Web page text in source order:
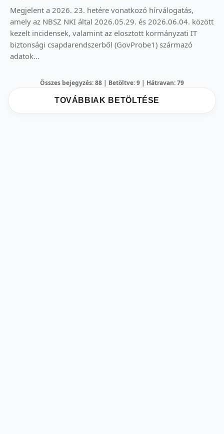
Megjelent a 2026. 23. hetére vonatkozó hírválogatás,
amely az NBSZ NKI által 2026.05.29. és 2026.06.04. között
kezelt incidensek, valamint az elosztott kormányzati IT
biztonsági csapdarendszerből (GovProbe1) származó
adatok...
Összes bejegyzés: 88 | Betöltve: 9 | Hátravan: 79
TOVÁBBIAK BETÖLTÉSE